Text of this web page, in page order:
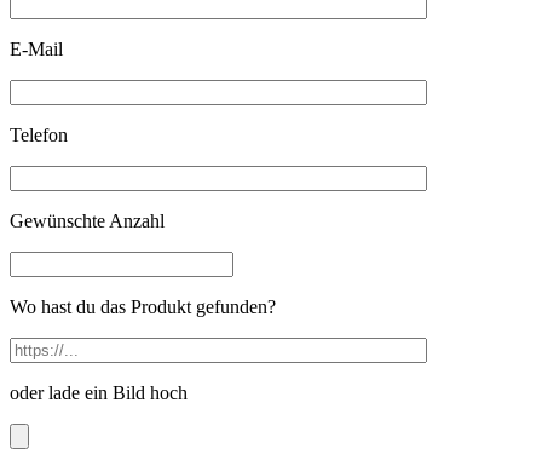
E-Mail
Telefon
Gewünschte Anzahl
Wo hast du das Produkt gefunden?
oder lade ein Bild hoch